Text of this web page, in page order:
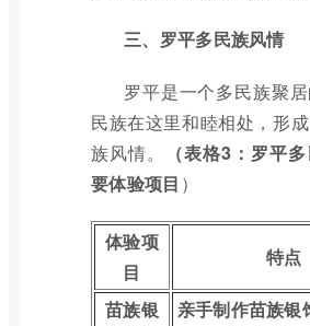
三、罗平多民族风情
罗平是一个多民族聚
民族在这里和睦相处，形
族风情。
（表格3：罗平
要体验项目 ）
体验项
目
特点
苗族银
亲手制作苗族银